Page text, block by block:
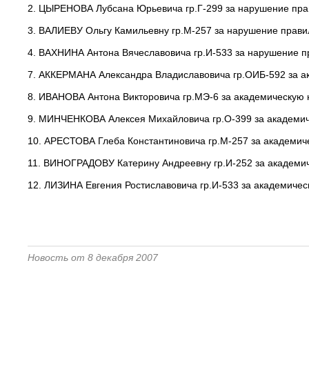
2. ЦЫРЕНОВА Лубсана Юрьевича гр.Г-299 за нарушение
3. ВАЛИЕВУ Ольгу Камильевну гр.М-257 за нарушение
4. ВАХНИНА Антона Вячеславовича гр.И-533 за нарушение
7. АККЕРМАНА Александра Владиславовича гр.ОИБ-592 за
8. ИВАНОВА Антона Викторовича гр.МЭ-6 за академическую
9. МИНЧЕНКОВА Алексея Михайловича гр.О-399 за
10. АРЕСТОВА Глеба Константиновича гр.М-257 за
11. ВИНОГРАДОВУ Катерину Андреевну гр.И-252 за
12. ЛИЗИНА Евгения Ростиславовича гр.И-533 за
Новость от 8 декабря 2007